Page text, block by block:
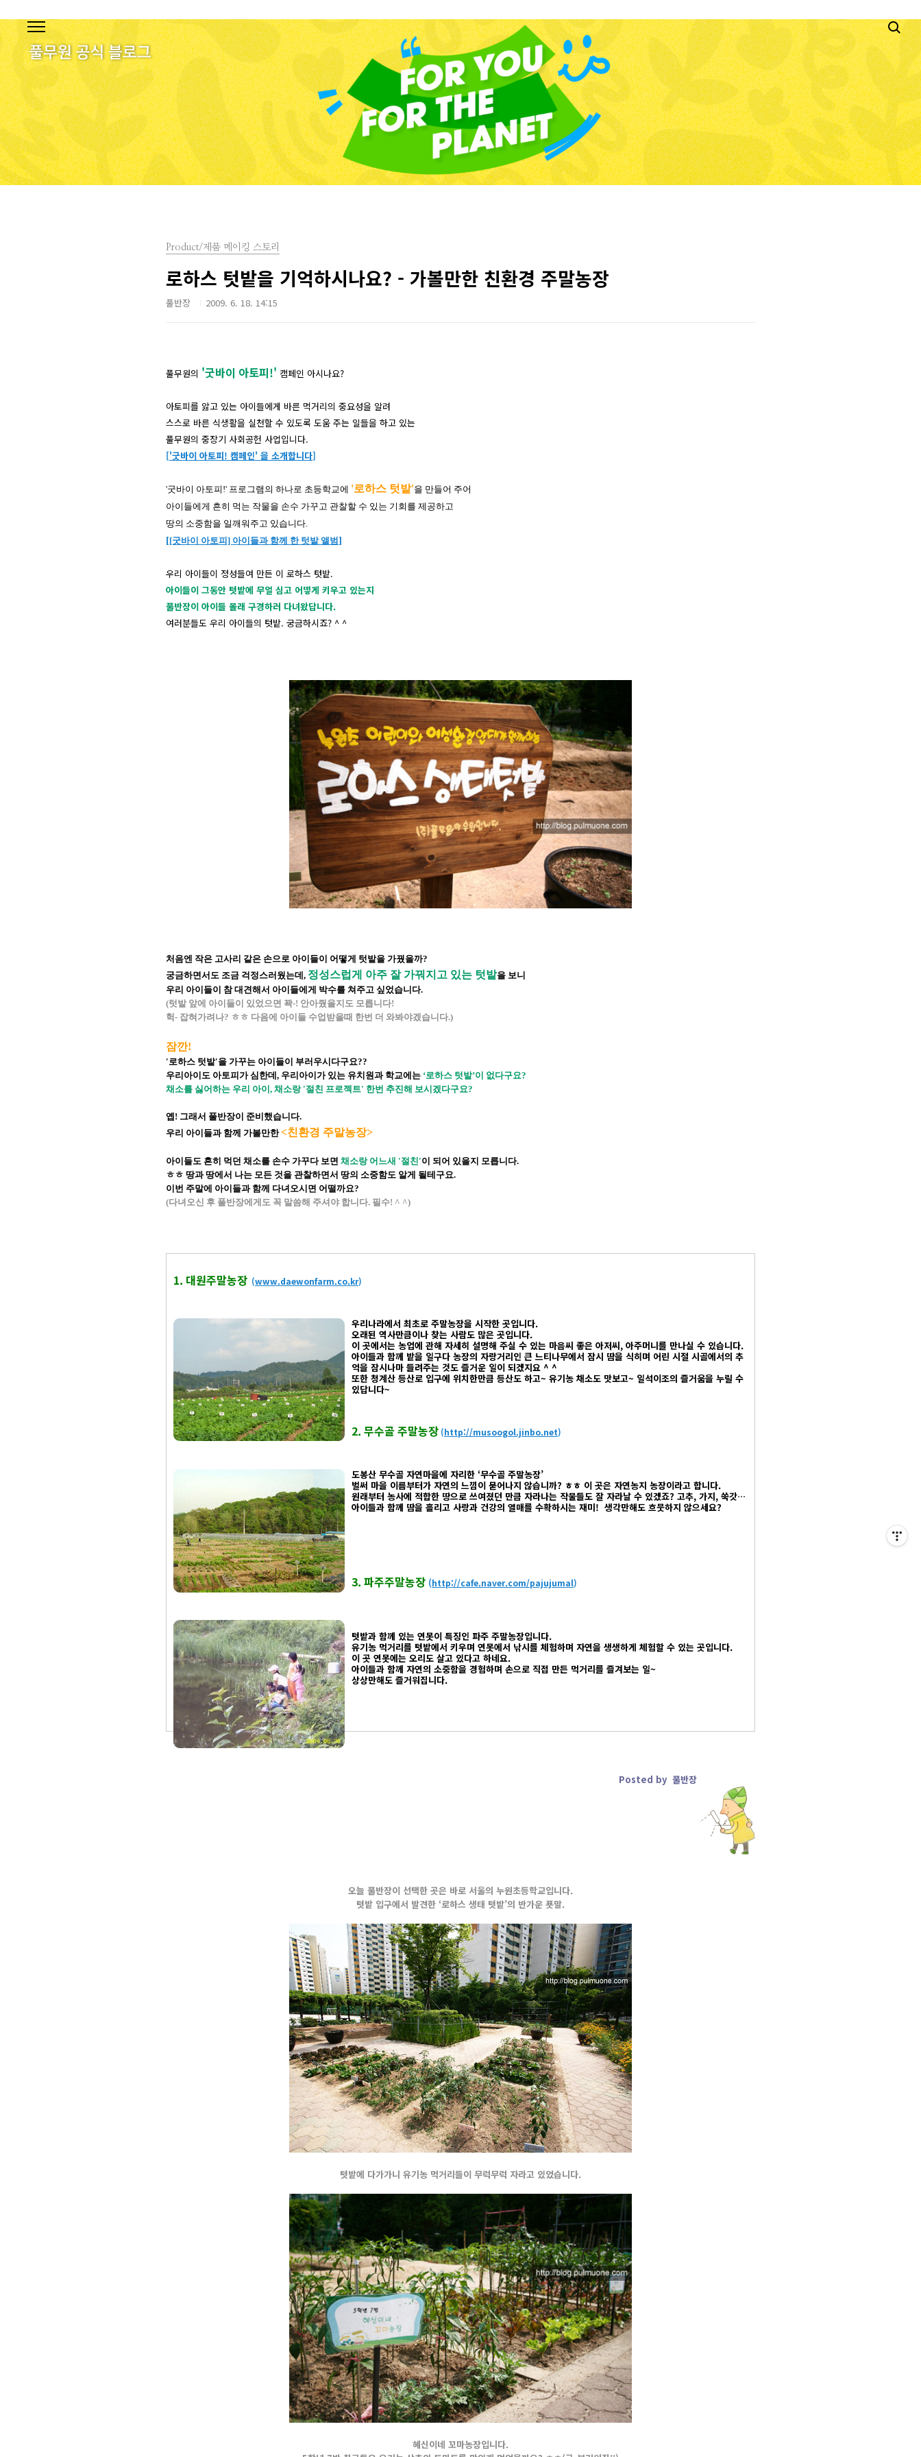
Product/제품 메이킹 스토리
로하스 텃밭을 기억하시나요? - 가볼만한 친환경 주말농장
풀반장 2009. 6. 18. 14:15
풀무원의 '굿바이 아토피!' 캠페인 아시나요?
아토피를 앓고 있는 아이들에게 바른 먹거리의 중요성을 알려
스스로 바른 식생활을 실천할 수 있도록 도움 주는 일들을 하고 있는
풀무원의 중장기 사회공헌 사업입니다.
['굿바이 아토피! 캠페인' 을 소개합니다]
'굿바이 아토피!' 프로그램의 하나로 초등학교에 '로하스 텃밭'을 만들어 주어
아이들에게 흔히 먹는 작물을 손수 가꾸고 관찰할 수 있는 기회를 제공하고
땅의 소중함을 일깨워주고 있습니다.
[[굿바이 아토피] 아이들과 함께 한 텃밭 앨범 ]
우리 아이들이 정성들여 만든 이 로하스 텃밭.
아이들이 그동안 텃밭에 무얼 심고 어떻게 키우고 있는지
풀반장이 아이들 몰래 구경하러 다녀왔답니다.
여러분들도 우리 아이들의 텃밭. 궁금하시죠? ^ ^
처음엔 작은 고사리 같은 손으로 아이들이 어떻게 텃밭을 가꿨을까?
궁금하면서도 조금 걱정스러웠는데, 정성스럽게 아주 잘 가꿔지고 있는 텃밭을 보니
우리 아이들이 참 대견해서 아이들에게 박수를 쳐주고 싶었습니다.
(텃밭 앞에 아이들이 있었으면 꽉-! 안아줬을지도 모릅니다!
헉- 잡혀가려나? ㅎㅎ 다음에 아이들 수업받을때 한번 더 와봐야겠습니다.)
잠깐!
'로하스 텃밭'을 가꾸는 아이들이 부러우시다구요??
우리아이도 아토피가 심한데, 우리아이가 있는 유치원과 학교에는 ‘로하스 텃밭’이 없다구요?
채소를 싫어하는 우리 아이, 채소랑 '절친 프로젝트' 한번 추진해 보시겠다구요?
옙! 그래서 풀반장이 준비했습니다.
우리 아이들과 함께 가볼만한<친환경 주말농장>
아이들도 흔히 먹던 채소를 손수 가꾸다 보면 채소랑 어느새 '절친'이 되어 있을지 모릅니다.
ㅎㅎ 땅과 땅에서 나는 모든 것을 관찰하면서 땅의 소중함도 알게 될테구요.
이번 주말에 아이들과 함께 다녀오시면 어떨까요?
(다녀오신 후 풀반장에게도 꼭 말씀해 주셔야 합니다. 필수! ^ ^)
1. 대원주말농장 (www.daewonfarm.co.kr)
우리나라에서 최초로 주말농장을 시작한 곳입니다.
오래된 역사만큼이나 찾는 사람도 많은 곳입니다.
이 곳에서는 농업에 관해 자세히 설명해 주실 수 있는 마음씨 좋은 아저씨, 아주머니를 만나실 수 있습니다.
아이들과 함께 밭을 일구다 농장의 자랑거리인 큰 느티나무에서 잠시 땀을 식히며 어린 시절 시골에서의 추
억을 잠시나마 들려주는 것도 즐거운 일이 되겠지요 ^ ^
또한 청계산 등산로 입구에 위치한만큼 등산도 하고~ 유기농 채소도 맛보고~ 일석이조의 즐거움을 누릴 수
있답니다~
2. 무수골 주말농장 (http://musoogol.jinbo.net)
도봉산 무수골 자연마을에 자리한 ‘무수골 주말농장’
벌써 마을 이름부터가 자연의 느낌이 묻어나지 않습니까? ㅎㅎ 이 곳은 자연농지 농장이라고 합니다.
원래부터 농사에 적합한 땅으로 쓰여졌던 만큼 자라나는 작물들도 잘 자라날 수 있겠죠? 고추, 가지, 쑥갓…
아이들과 함께 땀을 흘리고 사랑과 건강의 열매를 수확하시는 재미! 생각만해도 흐뭇하지 않으세요?
3. 파주주말농장 (http://cafe.naver.com/pajujumal)
텃밭과 함께 있는 연못이 특징인 파주 주말농장입니다.
유기농 먹거리를 텃밭에서 키우며 연못에서 낚시를 체험하며 자연을 생생하게 체험할 수 있는 곳입니다.
이 곳 연못에는 오리도 살고 있다고 하네요.
아이들과 함께 자연의 소중함을 경험하며 손으로 직접 만든 먹거리를 즐겨보는 일~
상상만해도 즐거워집니다.
Posted by 풀반장
오늘 풀반장이 선택한 곳은 바로 서울의 누원초등학교입니다.
텃밭 입구에서 발견한 ‘로하스 생태 텃밭’의 반가운 푯말.
텃밭에 다가가니 유기농 먹거리들이 무럭무럭 자라고 있었습니다.
혜신이네 꼬마농장입니다.